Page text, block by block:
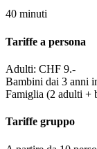
40 minuti
Tariffe a persona
Adulti: CHF 9.-
Bambini dai 3 anni
Famiglia (2 adulti +
Tariffe gruppo